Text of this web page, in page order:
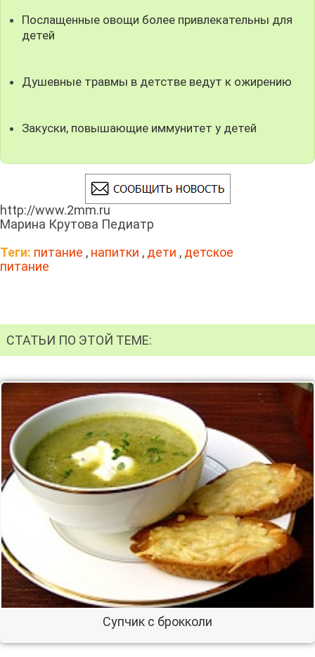
Послащенные овощи более привлекательны для
детей
Душевные травмы в детстве ведут к ожирению
Закуски, повышающие иммунитет у детей
http://www.2mm.ru
Марина Крутова Педиатр
Теги: питание , напитки , дети , детское
питание
СТАТЬИ ПО ЭТОЙ ТЕМЕ:
Супчик с брокколи